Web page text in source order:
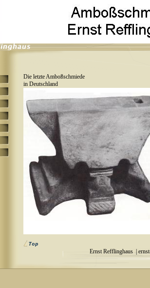
Die letzte Amboßschmiede
in Deutschland
Ernst Refflinghaus |